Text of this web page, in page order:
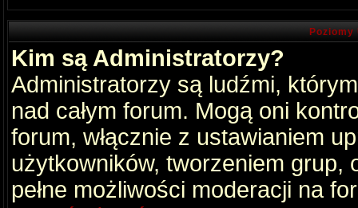
Kim są Administratorzy?
Administratorzy są ludźmi,
nad całym forum. Mogą oni
forum, włącznie z ustawianiem
użytkowników, tworzeniem grup,
pełne możliwości moderacji na